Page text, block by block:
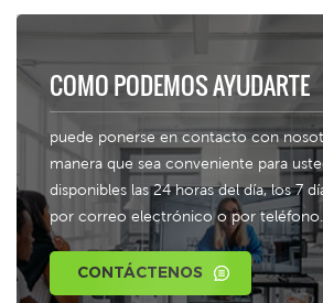
COMO PODEMOS AYUDARTE
puede ponerse en contacto con
manera que sea conveniente para
disponibles las 24 horas del día, los 7
por correo electrónico o por teléfono.
CONTÁCTENOS